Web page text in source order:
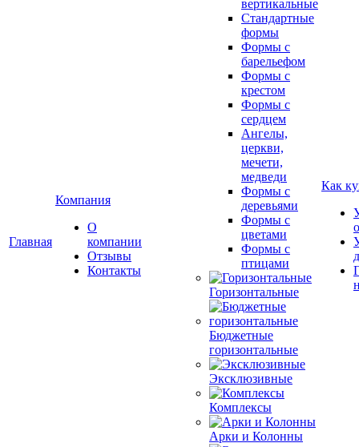
Главная
Компания
О
компании
Отзывы
Контакты
вертикальные
Стандартные
формы
Формы с
барельефом
Формы с
крестом
Формы с
сердцем
Ангелы,
церкви,
мечети,
медведи
Формы с
деревьями
Формы с
цветами
Формы с
птицами
Горизонтальные
Бюджетные
горизонтальные
Эксклюзивные
Комплексы
Арки и Колонны
Как